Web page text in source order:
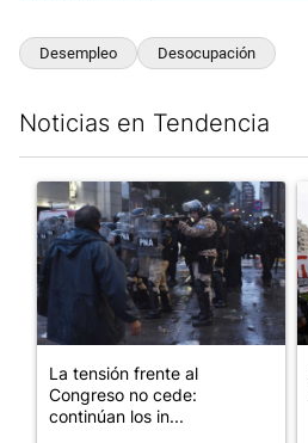
Desempleo Desocupación
Noticias en Tendencia
Un artículo de tendencia con el
La tensión frente al
Congreso no cede:
continúan los in...